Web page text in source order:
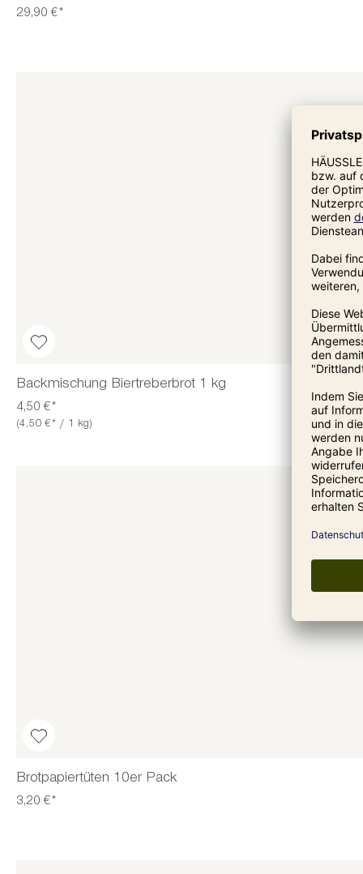
29,90 €*
Backmischung Biertreberbrot 1 kg
4,50 €*
(4,50 €* / 1 kg)
Brotpapiertüten 10er Pack
3,20 €*